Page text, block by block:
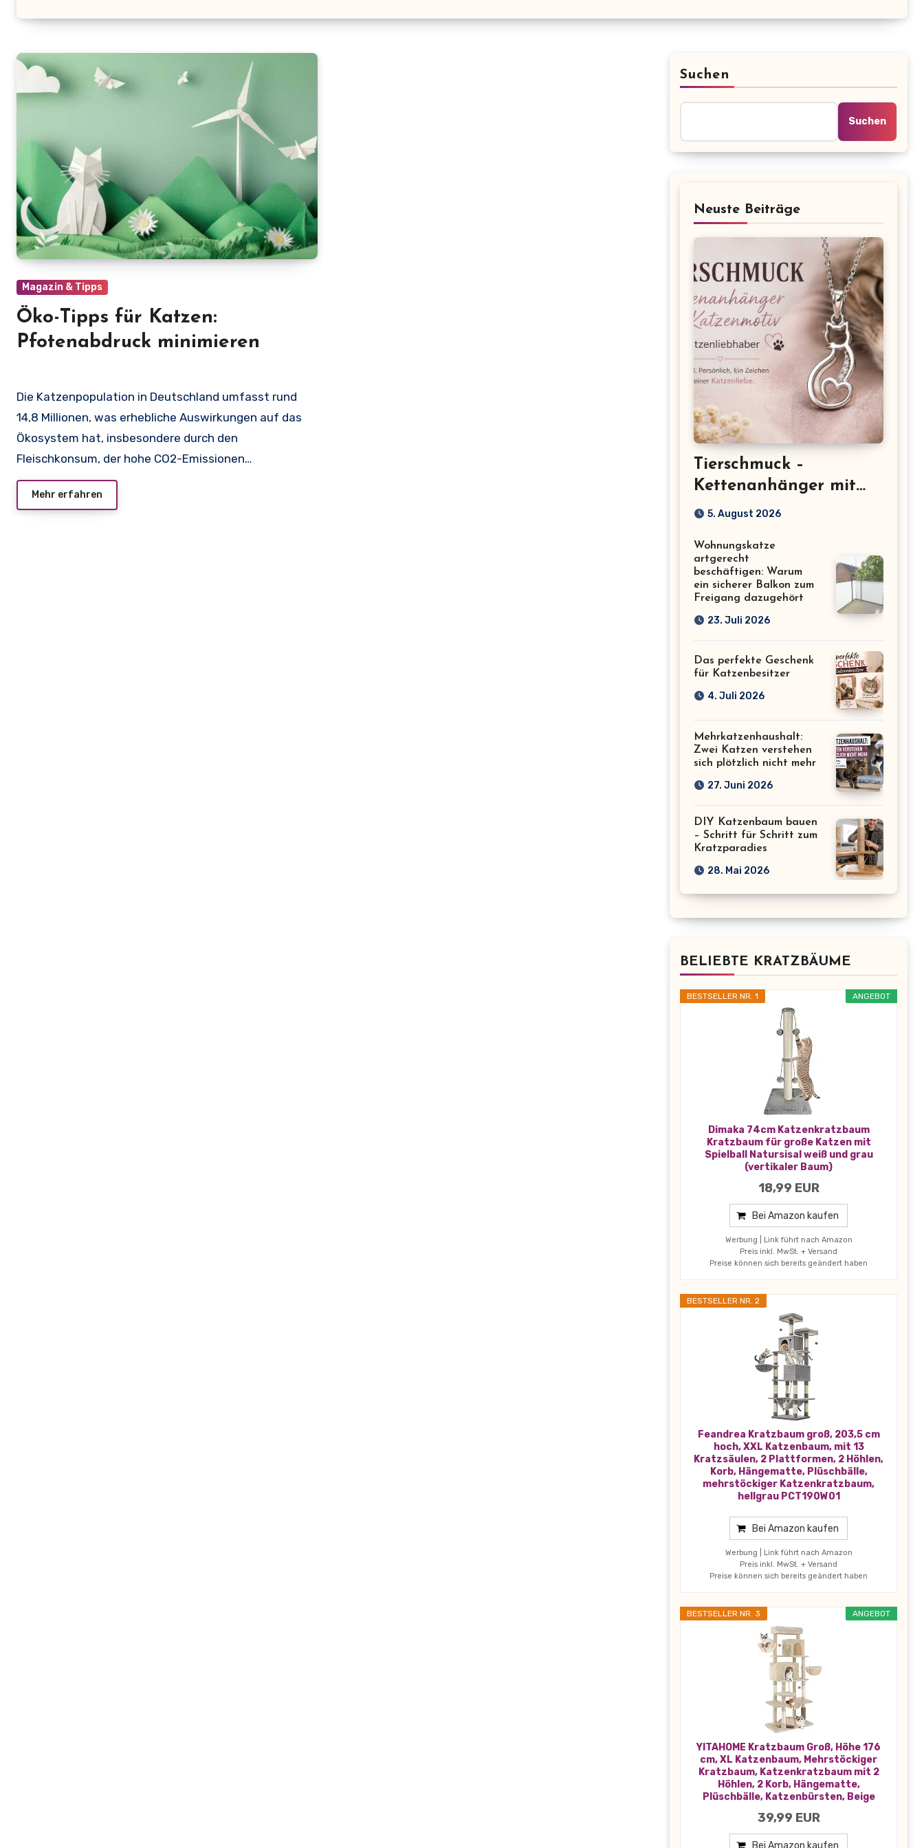
Magazin & Tipps
Öko-Tipps für Katzen:
Pfotenabdruck minimieren
Die Katzenpopulation in Deutschland umfasst rund
14,8 Millionen, was erhebliche Auswirkungen auf das
Ökosystem hat, insbesondere durch den
Fleischkonsum, der hohe CO2-Emissionen…
Mehr erfahren
Suchen
Suchen
Neuste Beiträge
Tierschmuck –
Kettenanhänger mit
Katzenmotiv für
5. August 2026
Wohnungskatze
artgerecht
beschäftigen: Warum
ein sicherer Balkon zum
Freigang dazugehört
23. Juli 2026
Das perfekte Geschenk
für Katzenbesitzer
4. Juli 2026
Mehrkatzenhaushalt:
Zwei Katzen verstehen
sich plötzlich nicht mehr
27. Juni 2026
DIY Katzenbaum bauen
– Schritt für Schritt zum
Kratzparadies
28. Mai 2026
BELIEBTE KRATZBÄUME
ANGEBOT
BESTSELLER NR. 1
Dimaka 74cm Katzenkratzbaum
Kratzbaum für große Katzen mit
Spielball Natursisal weiß und grau
(vertikaler Baum)
18,99 EUR
Bei Amazon kaufen
Werbung | Link führt nach Amazon
Preis inkl. MwSt. + Versand
Preise können sich bereits geändert haben
BESTSELLER NR. 2
Feandrea Kratzbaum groß, 203,5 cm
hoch, XXL Katzenbaum, mit 13
Kratzsäulen, 2 Plattformen, 2 Höhlen,
Korb, Hängematte, Plüschbälle,
mehrstöckiger Katzenkratzbaum,
hellgrau PCT190W01
Bei Amazon kaufen
Werbung | Link führt nach Amazon
Preis inkl. MwSt. + Versand
Preise können sich bereits geändert haben
ANGEBOT
BESTSELLER NR. 3
YITAHOME Kratzbaum Groß, Höhe 176
cm, XL Katzenbaum, Mehrstöckiger
Kratzbaum, Katzenkratzbaum mit 2
Höhlen, 2 Korb, Hängematte,
Plüschbälle, Katzenbürsten, Beige
39,99 EUR
Bei Amazon kaufen